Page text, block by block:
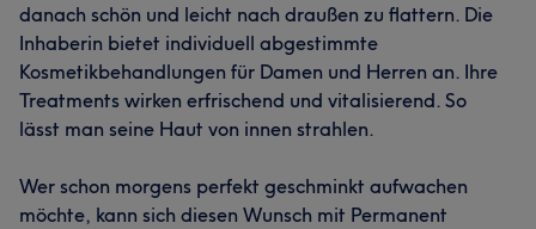
danach schön und leicht nach draußen zu flattern. Die
Inhaberin bietet individuell abgestimmte
Kosmetikbehandlungen für Damen und Herren an. Ihre
Treatments wirken erfrischend und vitalisierend. So
lässt man seine Haut von innen strahlen.
Wer schon morgens perfekt geschminkt aufwachen
möchte, kann sich diesen Wunsch mit Permanent